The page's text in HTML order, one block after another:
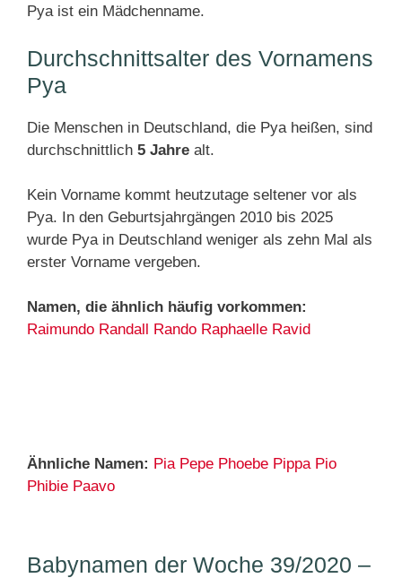
Pya ist ein Mädchenname.
Durchschnittsalter des Vornamens
Pya
Die Menschen in Deutschland, die Pya heißen, sind
durchschnittlich 5 Jahre alt.
Kein Vorname kommt heutzutage seltener vor als
Pya. In den Geburtsjahrgängen 2010 bis 2025
wurde Pya in Deutschland weniger als zehn Mal als
erster Vorname vergeben.
Namen, die ähnlich häufig vorkommen:
Raimundo Randall Rando Raphaelle Ravid
Ähnliche Namen: Pia Pepe Phoebe Pippa Pio
Phibie Paavo
Babynamen der Woche 39/2020 –